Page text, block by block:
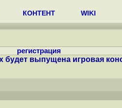
КОНТЕНТ WIKI
регистрация
будет выпущена игровая